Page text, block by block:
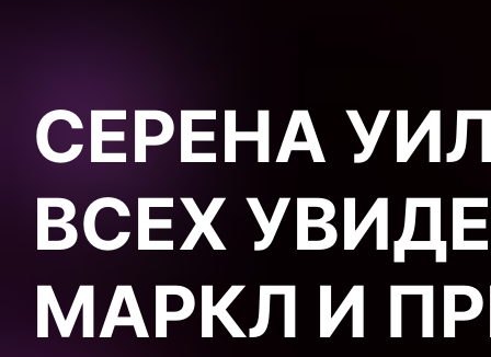
СЕРЕНА
ВСЕХ
МАРКЛ И